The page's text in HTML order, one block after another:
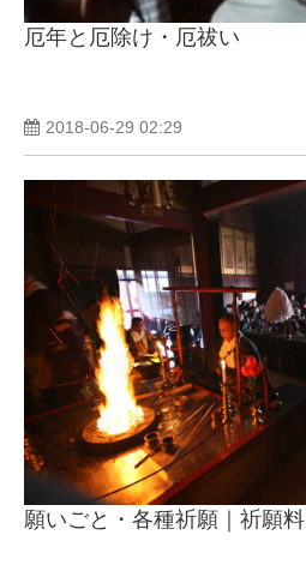
厄年と厄除け・厄祓い
2018-06-29 02:29
願いごと・各種祈願｜祈願料